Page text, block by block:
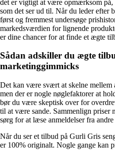
det er vigtigt at være opmærksom
som det ser ud til. Når du leder efter
først og fremmest undersøge
markedsværdien for lignende
er dine chancer for at finde et ægte
Sådan adskiller du ægte
marketinggimmicks
Det kan være svært at skelne
men der er nogle nøglefaktorer at
bør du være skeptisk over for
til at være sande. Sammenlign priser
sørg for at læse anmeldelser fra andre
Når du ser et tilbud på Gurli Gris
er 100% originalt. Nogle gange kan